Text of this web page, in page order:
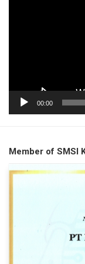
00:00
Member of SMSI